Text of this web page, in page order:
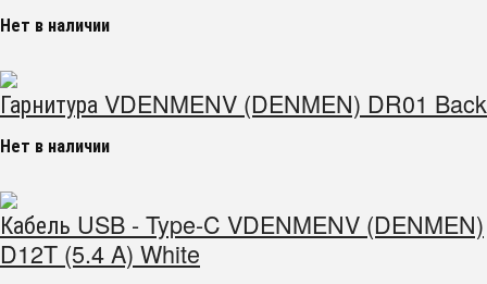
Нет в наличии
Гарнитура VDENMENV (DENMEN) DR01 Back
Нет в наличии
Кабель USB - Type-C VDENMENV (DENMEN)
D12T (5.4 A) White